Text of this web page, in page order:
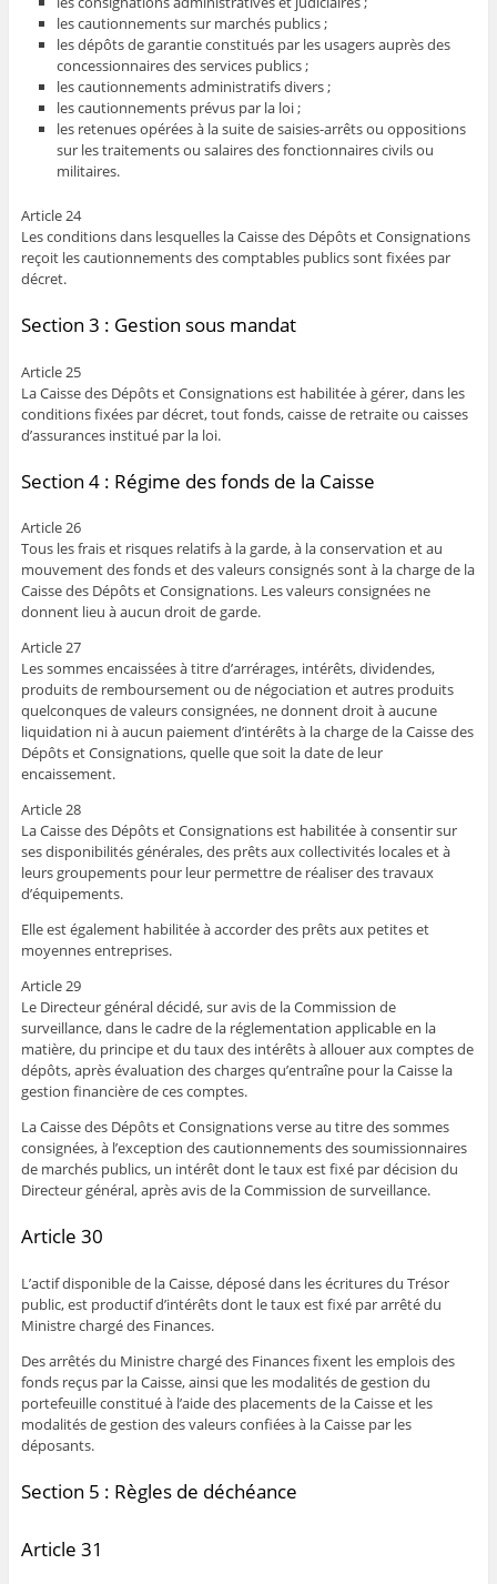
les cautionnements sur marchés publics ;
les dépôts de garantie constitués par les usagers auprès des
concessionnaires des services publics ;
les cautionnements administratifs divers ;
les cautionnements prévus par la loi ;
les retenues opérées à la suite de saisies-arrêts ou oppositions
sur les traitements ou salaires des fonctionnaires civils ou
militaires.
Article 24
Les conditions dans lesquelles la Caisse des Dépôts et Consignations
reçoit les cautionnements des comptables publics sont fixées par
décret.
Section 3 : Gestion sous mandat
Article 25
La Caisse des Dépôts et Consignations est habilitée à gérer, dans les
conditions fixées par décret, tout fonds, caisse de retraite ou caisses
d’assurances institué par la loi.
Section 4 : Régime des fonds de la Caisse
Article 26
Tous les frais et risques relatifs à la garde, à la conservation et au
mouvement des fonds et des valeurs consignés sont à la charge de la
Caisse des Dépôts et Consignations. Les valeurs consignées ne
donnent lieu à aucun droit de garde.
Article 27
Les sommes encaissées à titre d’arrérages, intérêts, dividendes,
produits de remboursement ou de négociation et autres produits
quelconques de valeurs consignées, ne donnent droit à aucune
liquidation ni à aucun paiement d’intérêts à la charge de la Caisse des
Dépôts et Consignations, quelle que soit la date de leur
encaissement.
Article 28
La Caisse des Dépôts et Consignations est habilitée à consentir sur
ses disponibilités générales, des prêts aux collectivités locales et à
leurs groupements pour leur permettre de réaliser des travaux
d’équipements.
Elle est également habilitée à accorder des prêts aux petites et
moyennes entreprises.
Article 29
Le Directeur général décidé, sur avis de la Commission de
surveillance, dans le cadre de la réglementation applicable en la
matière, du principe et du taux des intérêts à allouer aux comptes de
dépôts, après évaluation des charges qu’entraîne pour la Caisse la
gestion financière de ces comptes.
La Caisse des Dépôts et Consignations verse au titre des sommes
consignées, à l’exception des cautionnements des soumissionnaires
de marchés publics, un intérêt dont le taux est fixé par décision du
Directeur général, après avis de la Commission de surveillance.
Article 30
L’actif disponible de la Caisse, déposé dans les écritures du Trésor
public, est productif d’intérêts dont le taux est fixé par arrêté du
Ministre chargé des Finances.
Des arrêtés du Ministre chargé des Finances fixent les emplois des
fonds reçus par la Caisse, ainsi que les modalités de gestion du
portefeuille constitué à l’aide des placements de la Caisse et les
modalités de gestion des valeurs confiées à la Caisse par les
déposants.
Section 5 : Règles de déchéance
Article 31